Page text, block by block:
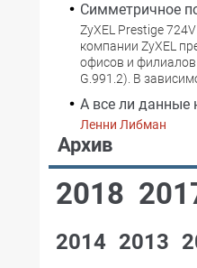
Симметричное
ZyXEL Prestige
компании ZyXEL
офисов и филиалов
G.991.2). В
А все ли данные
Ленни Либман
Архив
2018
2014 2013